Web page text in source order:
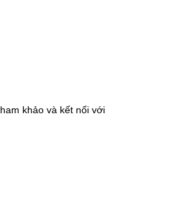
khảo và kết nối với